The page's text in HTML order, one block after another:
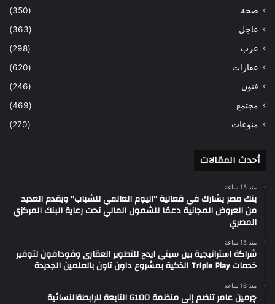
صحة
(350)
عاجل
(363)
عرب
(298)
عقارات
(620)
فنون
(246)
مجتمع
(469)
منوعات
(270)
أحدث المقالات
منذ 15 ساعة
بنك مصر يشارك في فعالية “اليوم العالمي للشباب” ويقدم العديد
من العروض المجانية دعمًا للشمول المالي تحت رعاية البنك المركزي
المصري
منذ 15 ساعة
شراكة استراتيجية بين سيتي ايدج للتطوير العقارى وفودافون لتوفير
خدمات Triple Play الذكية بمشروع داون تاون بالعلمين الجديدة
منذ 16 ساعة
چرمين عامر تنضم إلى منظمة G100 التابعة للرابطةالنسائية